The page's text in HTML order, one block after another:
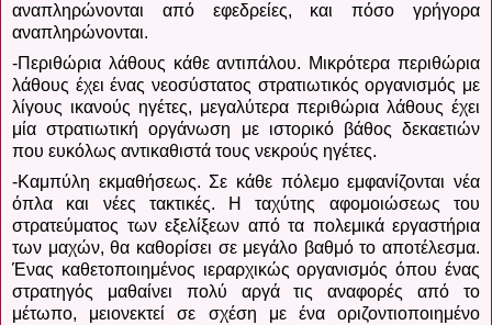
αναπληρώνονται από εφεδρείες, και πόσο γρήγορα
αναπληρώνονται.
-Περιθώρια λάθους κάθε αντιπάλου. Μικρότερα περιθώρια
λάθους έχει ένας νεοσύστατος στρατιωτικός οργανισμός με
λίγους ικανούς ηγέτες, μεγαλύτερα περιθώρια λάθους έχει
μία στρατιωτική οργάνωση με ιστορικό βάθος δεκαετιών
που ευκόλως αντικαθιστά τους νεκρούς ηγέτες.
-Καμπύλη εκμαθήσεως. Σε κάθε πόλεμο εμφανίζονται νέα
όπλα και νέες τακτικές. Η ταχύτης αφομοιώσεως του
στρατεύματος των εξελίξεων από τα πολεμικά εργαστήρια
των μαχών, θα καθορίσει σε μεγάλο βαθμό το αποτέλεσμα.
Ένας καθετοποιημένος ιεραρχικώς οργανισμός όπου ένας
στρατηγός μαθαίνει πολύ αργά τις αναφορές από το
μέτωπο, μειονεκτεί σε σχέση με ένα οριζοντιοποιημένο